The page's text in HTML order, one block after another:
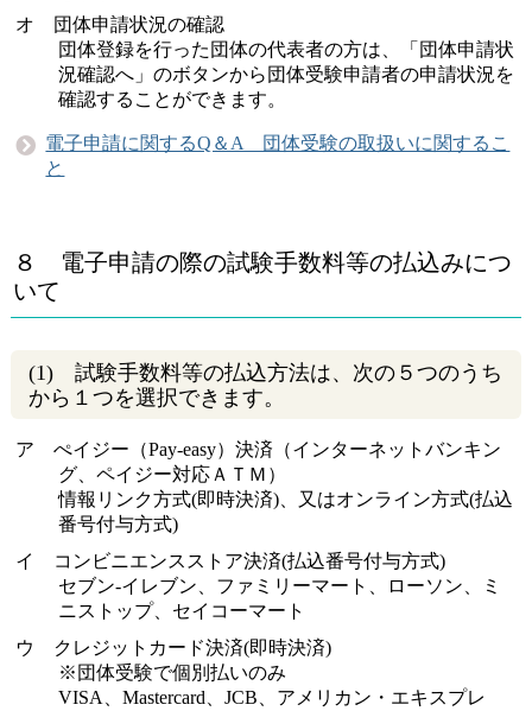
オ 団体申請状況の確認
団体登録を行った団体の代表者の方は、「団体申請状
況確認へ」のボタンから団体受験申請者の申請状況を
確認することができます。
電子申請に関するQ＆A 団体受験の取扱いに関するこ
と
８ 電子申請の際の試験手数料等の払込みにつ
いて
(1) 試験手数料等の払込方法は、次の５つのうち
から１つを選択できます。
ア ぺイジー（Pay-easy）決済（インターネットバンキン
グ、ペイジー対応ＡＴＭ）
情報リンク方式(即時決済)、又はオンライン方式(払込
番号付与方式)
イ コンビニエンスストア決済(払込番号付与方式)
セブン-イレブン、ファミリーマート、ローソン、ミ
ニストップ、セイコーマート
ウ クレジットカード決済(即時決済)
※団体受験で個別払いのみ
VISA、Mastercard、JCB、アメリカン・エキスプレ